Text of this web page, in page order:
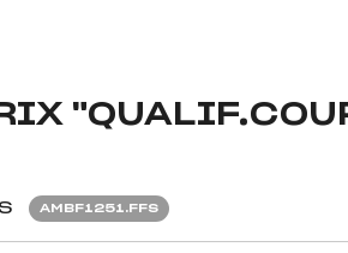
AMBF1251.FFS